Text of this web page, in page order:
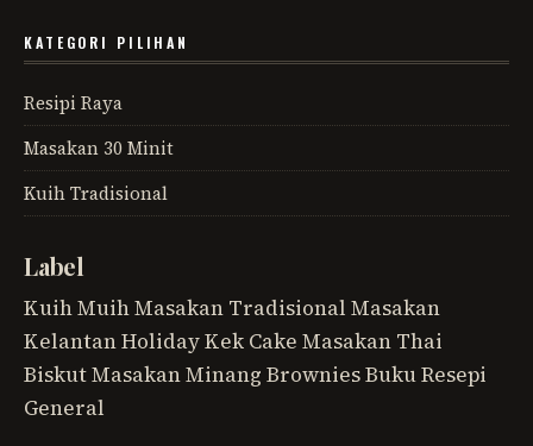
KATEGORI PILIHAN
Resipi Raya
Masakan 30 Minit
Kuih Tradisional
Label
Kuih MuihMasakan Tradisional Masakan
KelantanHolidayKek Cake Masakan Thai
BiskutMasakan Minang BrowniesBuku Resepi
General